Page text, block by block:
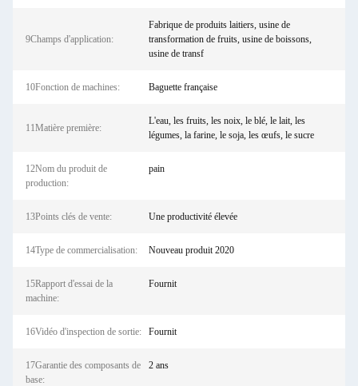
9Champs d'application:
Fabrique de produits laitiers, usine de
transformation de fruits, usine de boissons,
usine de transf
10Fonction de machines: Baguette française
11Matière première:
L'eau, les fruits, les noix, le blé, le lait, les
légumes, la farine, le soja, les œufs, le sucre
12Nom du produit de
production:
pain
13Points clés de vente: Une productivité élevée
14Type de commercialisation: Nouveau produit 2020
15Rapport d'essai de la
machine:
Fournit
16Vidéo d'inspection de sortie: Fournit
17Garantie des composants de
base:
2 ans